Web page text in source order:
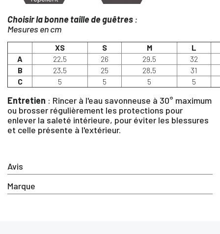
Avis
Marque
Choisir la bonne taille de guêtres:
Mesures en cm
XS S M
L
A
22.5 26 29.5
32
B
23.5 25 28.5
31
C
5 5 5 5
Entretien : Rincer à l'eau savonneuse à 30° maximum
ou brosser régulièrement les protections pour
enlever la saleté intérieure, pour éviter les blessures
et celle présente à l'extérieur.
×
votre liste d'envie